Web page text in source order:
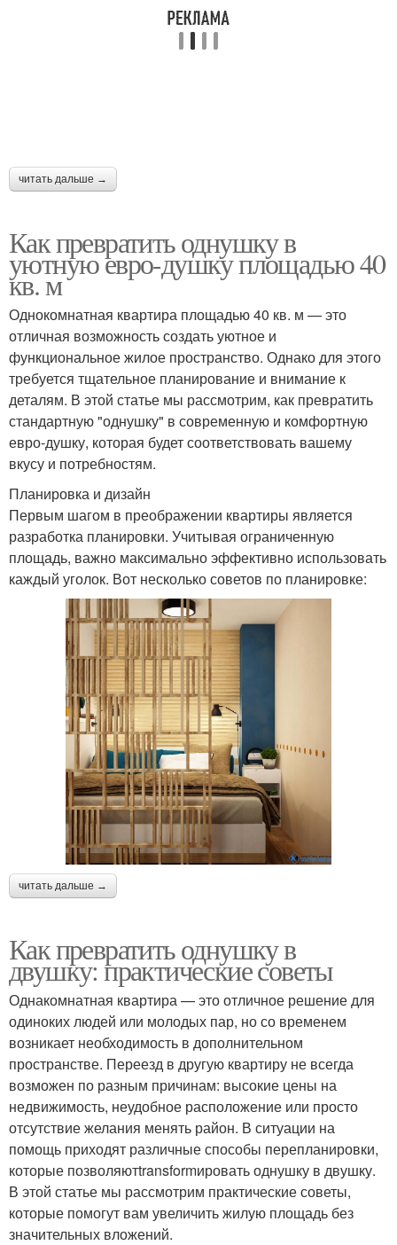
читать дальше →
Как превратить однушку в
уютную евро-душку площадью 40
кв. м
Однокомнатная квартира площадью 40 кв. м — это
отличная возможность создать уютное и
функциональное жилое пространство. Однако для этого
требуется тщательное планирование и внимание к
деталям. В этой статье мы рассмотрим, как превратить
стандартную "однушку" в современную и комфортную
евро-душку, которая будет соответствовать вашему
вкусу и потребностям.
Планировка и дизайн
Первым шагом в преображении квартиры является
разработка планировки. Учитывая ограниченную
площадь, важно максимально эффективно использовать
каждый уголок. Вот несколько советов по планировке:
читать дальше →
Как превратить однушку в
двушку: практические советы
Однакомнатная квартира — это отличное решение для
одиноких людей или молодых пар, но со временем
возникает необходимость в дополнительном
пространстве. Переезд в другую квартиру не всегда
возможен по разным причинам: высокие цены на
недвижимость, неудобное расположение или просто
отсутствие желания менять район. В ситуации на
помощь приходят различные способы перепланировки,
которые позволяютtransformировать однушку в двушку.
В этой статье мы рассмотрим практические советы,
которые помогут вам увеличить жилую площадь без
значительных вложений.